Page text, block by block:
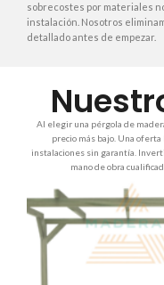
sobrecostes por materiales
instalación. Nosotros
detallado antes de empezar.
Al elegir una pérgola de
precio más bajo. Una
instalaciones sin garantía.
mano de obra